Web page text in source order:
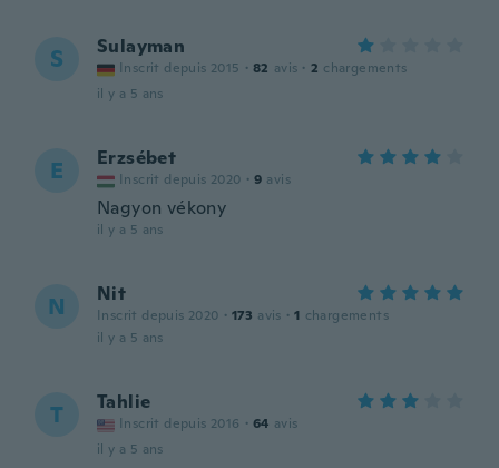
S Sulayman
Inscrit depuis 2015 · 82 avis · 2 chargements
il y a 5 ans
E Erzsébet
Inscrit depuis 2020 · 9 avis
Nagyon vékony
il y a 5 ans
N Nit
Inscrit depuis 2020 · 173 avis · 1 chargements
il y a 5 ans
T Tahlie
Inscrit depuis 2016 · 64 avis
il y a 5 ans